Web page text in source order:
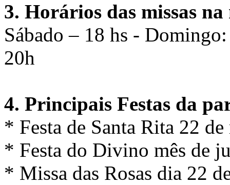
3. Horários das missas
Sábado – 18 hs -
20h
4. Principais Festas da
* Festa de Santa Rita 22
* Festa do Divino mês de
* Missa das Rosas dia 22